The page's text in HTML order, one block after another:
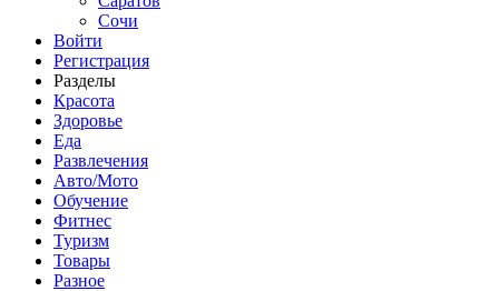
Сочи
Войти
Регистрация
Разделы
Красота
Здоровье
Еда
Развлечения
Авто/Мото
Обучение
Фитнес
Туризм
Товары
Разное